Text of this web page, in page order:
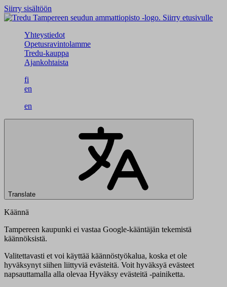
Siirry sisältöön
Siirry etusivulle
Yhteystiedot
Opetusravintolamme
Tredu-kauppa
Ajankohtaista
fi
en
en
Translate
Käännä
Tampereen kaupunki ei vastaa Google-kääntäjän tekemistä
käännöksistä.
Valitettavasti et voi käyttää käännöstyökalua, koska et ole
hyväksynyt siihen liittyviä evästeitä. Voit hyväksyä evästeet
napsauttamalla alla olevaa Hyväksy evästeitä -painiketta.